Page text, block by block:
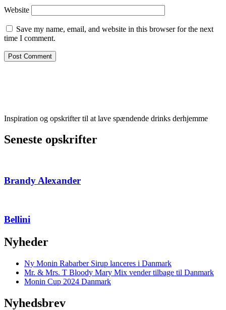
Website
Save my name, email, and website in this browser for the next
time I comment.
Inspiration og opskrifter til at lave spændende drinks derhjemme
Seneste opskrifter
Brandy Alexander
Bellini
Nyheder
Ny Monin Rabarber Sirup lanceres i Danmark
Mr. & Mrs. T Bloody Mary Mix vender tilbage til Danmark
Monin Cup 2024 Danmark
Nyhedsbrev